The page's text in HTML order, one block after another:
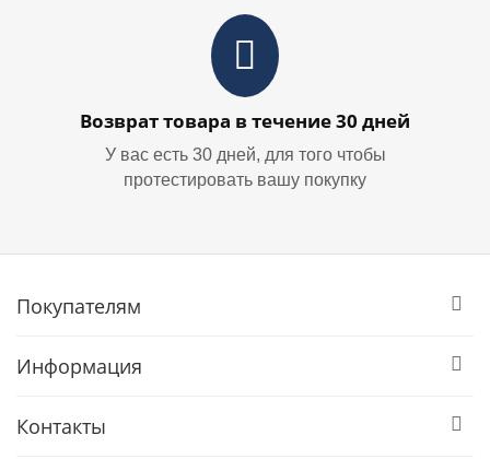
Возврат товара в течение 30 дней
У вас есть 30 дней, для того чтобы
протестировать вашу покупку
Покупателям
Информация
Контакты